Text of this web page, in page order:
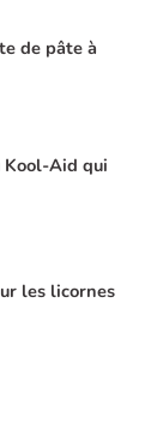
de pâte à
Kool-Aid qui
les licornes